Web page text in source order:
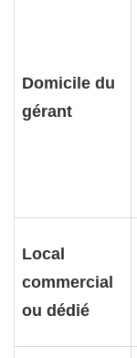
Domicile du
gérant
Local
commercial
ou dédié